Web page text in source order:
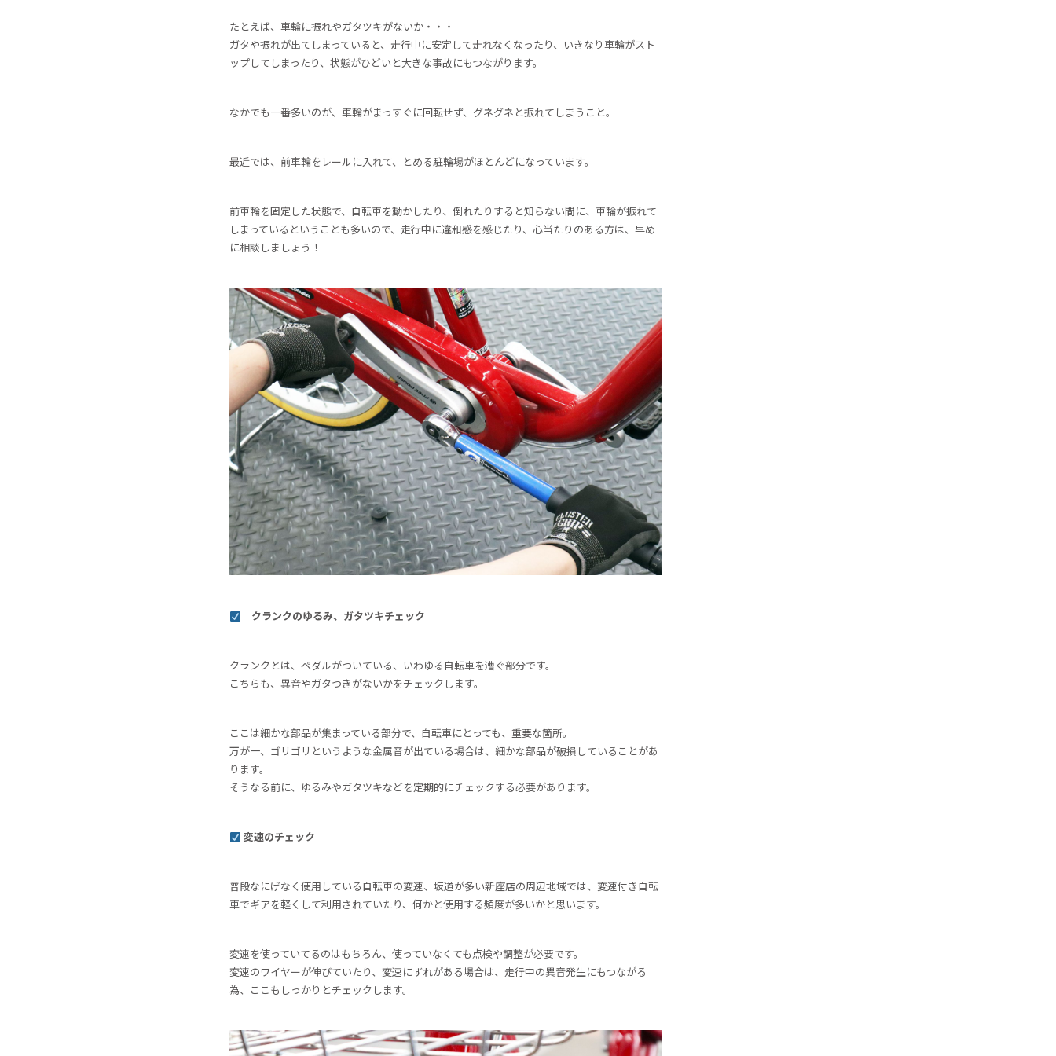
たとえば、車輪に振れやガタツキがないか・・・
ガタや振れが出てしまっていると、走行中に安定して走れなくなったり、いきなり車輪がスト
ップしてしまったり、状態がひどいと大きな事故にもつながります。
なかでも一番多いのが、車輪がまっすぐに回転せず、グネグネと振れてしまうこと。
最近では、前車輪をレールに入れて、とめる駐輪場がほとんどになっています。
前車輪を固定した状態で、自転車を動かしたり、倒れたりすると知らない間に、車輪が振れて
しまっているということも多いので、走行中に違和感を感じたり、心当たりのある方は、早め
に相談しましょう！
クランクのゆるみ、ガタツキチェック
クランクとは、ペダルがついている、いわゆる自転車を漕ぐ部分です。
こちらも、異音やガタつきがないかをチェックします。
ここは細かな部品が集まっている部分で、自転車にとっても、重要な箇所。
万が一、ゴリゴリというような金属音が出ている場合は、細かな部品が破損していることがあ
ります。
そうなる前に、ゆるみやガタツキなどを定期的にチェックする必要があります。
変速のチェック
普段なにげなく使用している自転車の変速、坂道が多い新座店の周辺地域では、変速付き自転
車でギアを軽くして利用されていたり、何かと使用する頻度が多いかと思います。
変速を使っていてるのはもちろん、使っていなくても点検や調整が必要です。
変速のワイヤーが伸びていたり、変速にずれがある場合は、走行中の異音発生にもつながる
為、ここもしっかりとチェックします。